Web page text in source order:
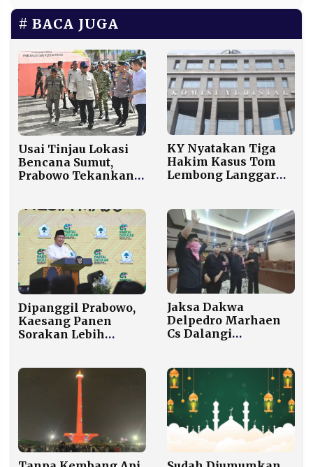
BACA JUGA
Usai Tinjau Lokasi
Bencana Sumut,
Prabowo Tekankan
Hadapi Perubahan
Iklim
KY Nyatakan Tiga
Hakim Kasus Tom
Lembong Langgar
Enam Bulan
Dipanggil Prabowo,
Kaesang Panen
Sorakan Lebih
Jaksa Dakwa
Delpedro Marhaen
Cs Dalangi